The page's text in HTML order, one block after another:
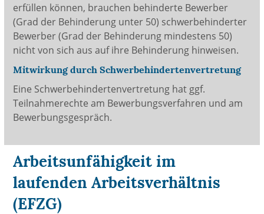
erfüllen können, brauchen behinderte Bewerber
(Grad der Behinderung unter 50) schwerbehinderter
Bewerber (Grad der Behinderung mindestens 50)
nicht von sich aus auf ihre Behinderung hinweisen.
Mitwirkung durch Schwerbehindertenvertretung
Eine Schwerbehindertenvertretung hat ggf.
Teilnahmerechte am Bewerbungsverfahren und am
Bewerbungsgespräch.
Arbeitsunfähigkeit im
laufenden Arbeitsverhältnis
(EFZG)